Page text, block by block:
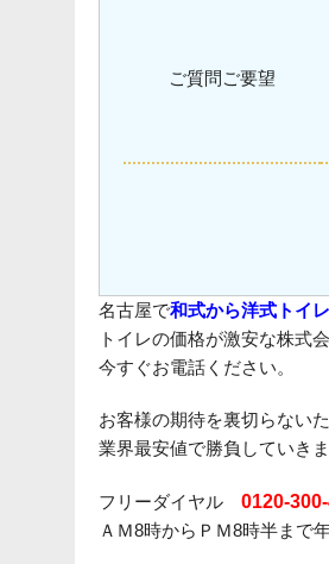
ご質問ご要望
名古屋で和式から洋式トイ
トイレの価格が激安な株式
今すぐお電話ください。
お客様の期待を裏切らない
業界最安値で勝負していきま
フリーダイヤル 0120-
ＡＭ8時からＰＭ8時半まで